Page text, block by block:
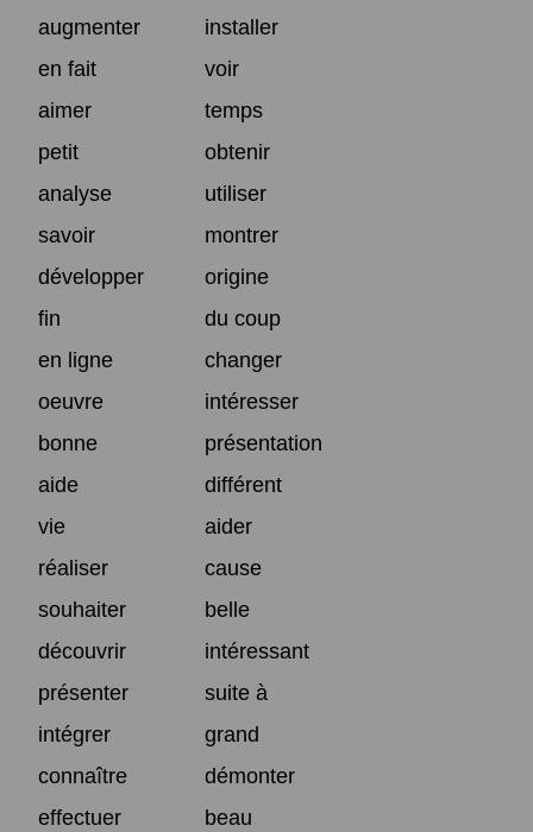
augmenter
installer
en fait
voir
aimer
temps
petit
obtenir
analyse
utiliser
savoir
montrer
développer
origine
fin
du coup
en ligne
changer
oeuvre
intéresser
bonne
présentation
aide
différent
vie
aider
réaliser
cause
souhaiter
belle
découvrir
intéressant
présenter
suite à
intégrer
grand
connaître
démonter
effectuer
beau